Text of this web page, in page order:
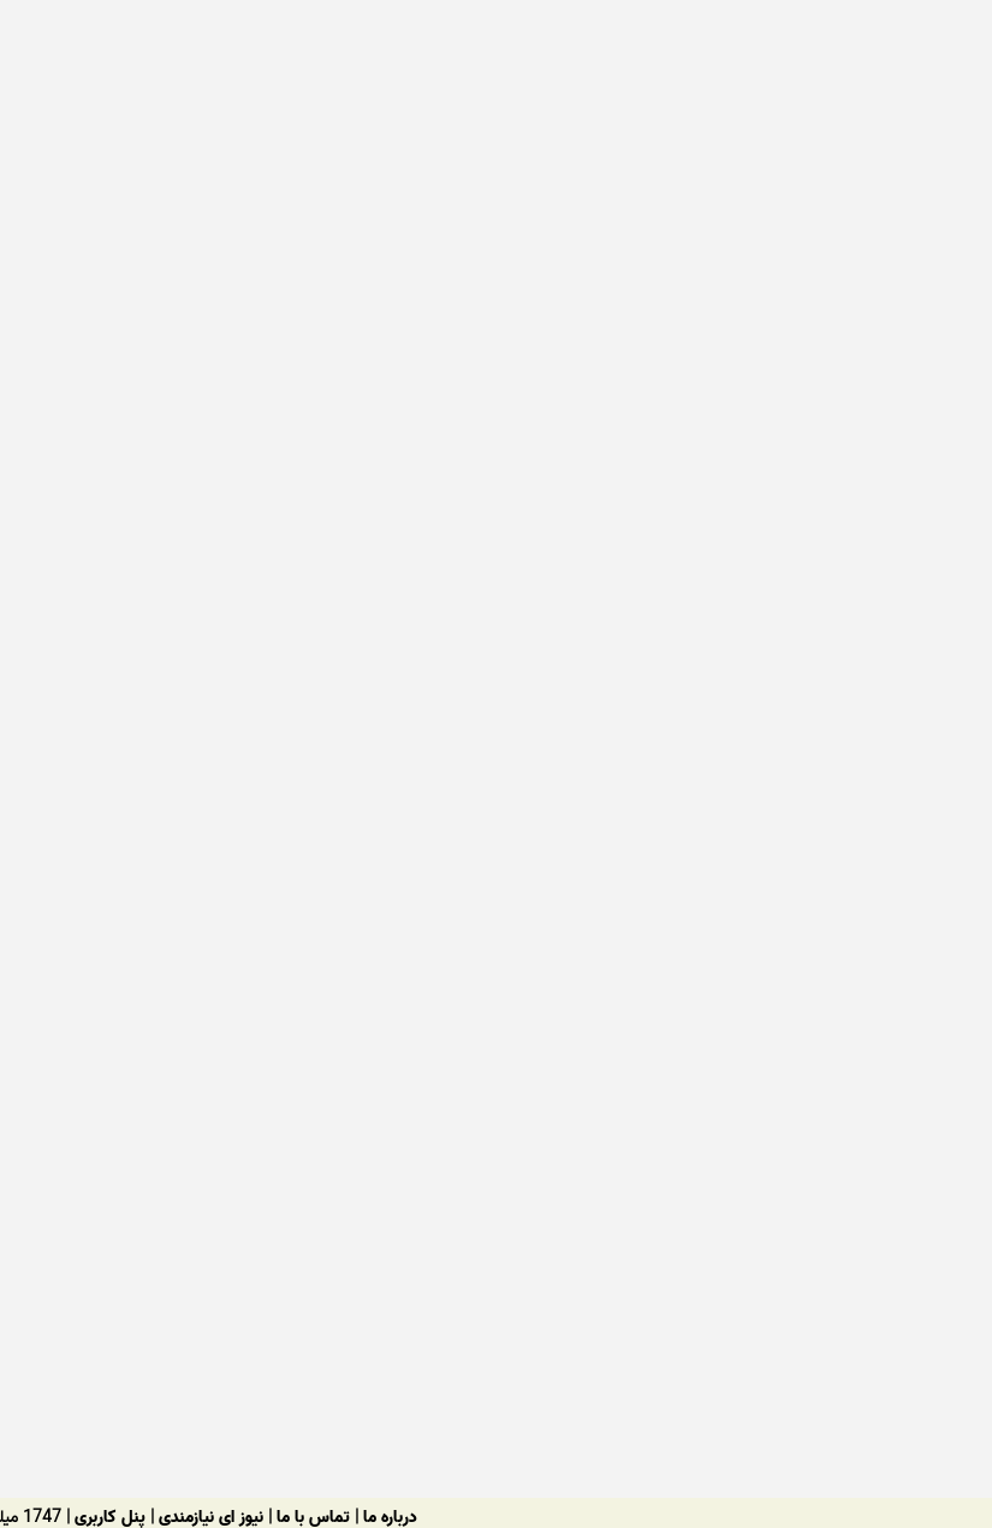
درباره ما|تماس با ما|نیوز ای نیازمندی|پنل کاربری| 1747 میلی ثانیه